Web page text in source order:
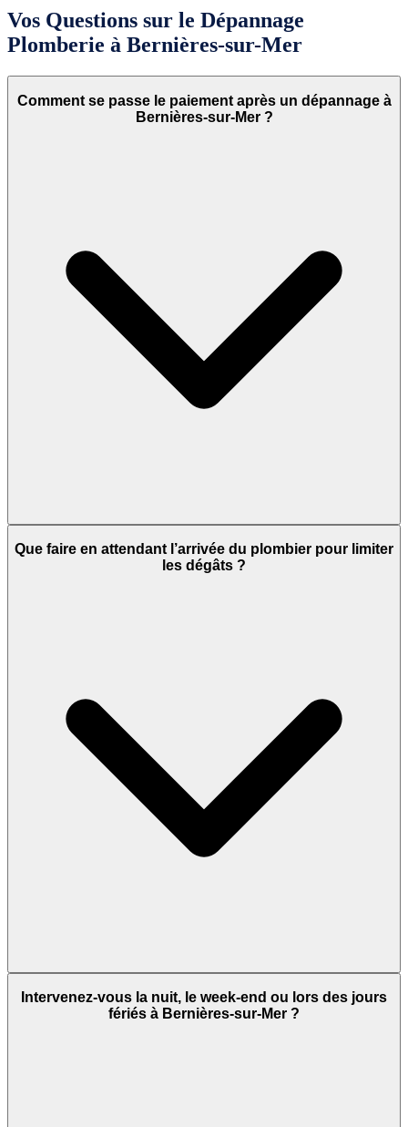
Vos Questions sur le Dépannage
Plomberie à Bernières-sur-Mer
Comment se passe le paiement après un dépannage à
Bernières-sur-Mer ?
Que faire en attendant l’arrivée du plombier pour limiter
les dégâts ?
Intervenez-vous la nuit, le week-end ou lors des jours
fériés à Bernières-sur-Mer ?